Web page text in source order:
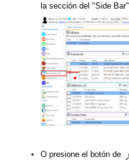
la sección del "Side Bar".
O presione el botón de